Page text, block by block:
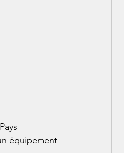
équipement